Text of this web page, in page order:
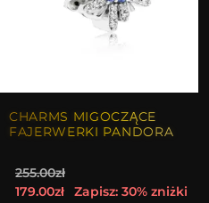
CHARMS MIGOCZĄCE
FAJERWERKI PANDORA
255.00zł
179.00zł
Zapisz: 30% zniżki